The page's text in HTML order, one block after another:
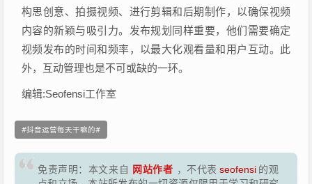
构思创意、拍摄视频、进行剪辑和后期制作，以确保视频
内容的新颖与吸引力。发布规划同样重要，他们需要确定
视频发布的时间和频率，以最大化观看量和用户互动。此
外，互动管理也是不可或缺的一环。
编辑:Seofensi工作室
抖音运营每天干嘛的
免责声明：本文来自 网站作者 ，不代表 seofensi 的观